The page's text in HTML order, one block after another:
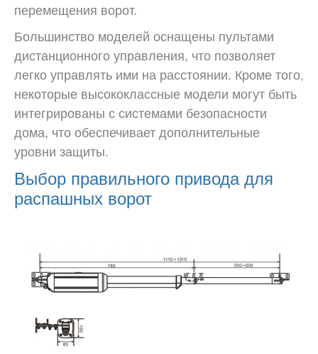
перемещения ворот.
Большинство моделей оснащены пультами
дистанционного управления, что позволяет
легко управлять ими на расстоянии. Кроме того,
некоторые высококлассные модели могут быть
интегрированы с системами безопасности
дома, что обеспечивает дополнительные
уровни защиты.
Выбор правильного привода для
распашных ворот